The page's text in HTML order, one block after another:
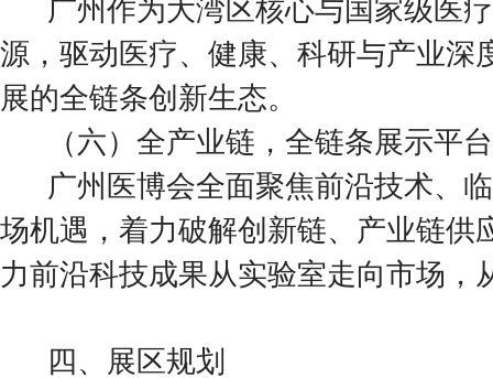
源，驱动医疗、健康、科研与产业深
展的全链条创新生态。
（六）全产业链，全链条展示平台
广州医博会全面聚焦前沿技术、
场机遇，着力破解创新链、产业链供
力前沿科技成果从实验室走向市场，
四、展区规划